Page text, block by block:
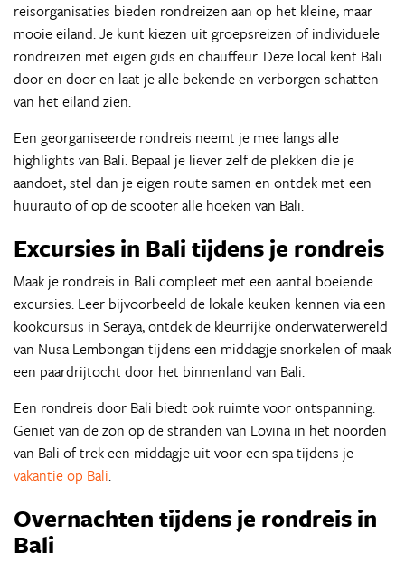
reisorganisaties bieden rondreizen aan op het kleine, maar
mooie eiland. Je kunt kiezen uit groepsreizen of individuele
rondreizen met eigen gids en chauffeur. Deze local kent Bali
door en door en laat je alle bekende en verborgen schatten
van het eiland zien.
Een georganiseerde rondreis neemt je mee langs alle
highlights van Bali. Bepaal je liever zelf de plekken die je
aandoet, stel dan je eigen route samen en ontdek met een
huurauto of op de scooter alle hoeken van Bali.
Excursies in Bali tijdens je rondreis
Maak je rondreis in Bali compleet met een aantal boeiende
excursies. Leer bijvoorbeeld de lokale keuken kennen via een
kookcursus in Seraya, ontdek de kleurrijke onderwaterwereld
van Nusa Lembongan tijdens een middagje snorkelen of maak
een paardrijtocht door het binnenland van Bali.
Een rondreis door Bali biedt ook ruimte voor ontspanning.
Geniet van de zon op de stranden van Lovina in het noorden
van Bali of trek een middagje uit voor een spa tijdens je
vakantie op Bali.
Overnachten tijdens je rondreis in
Bali